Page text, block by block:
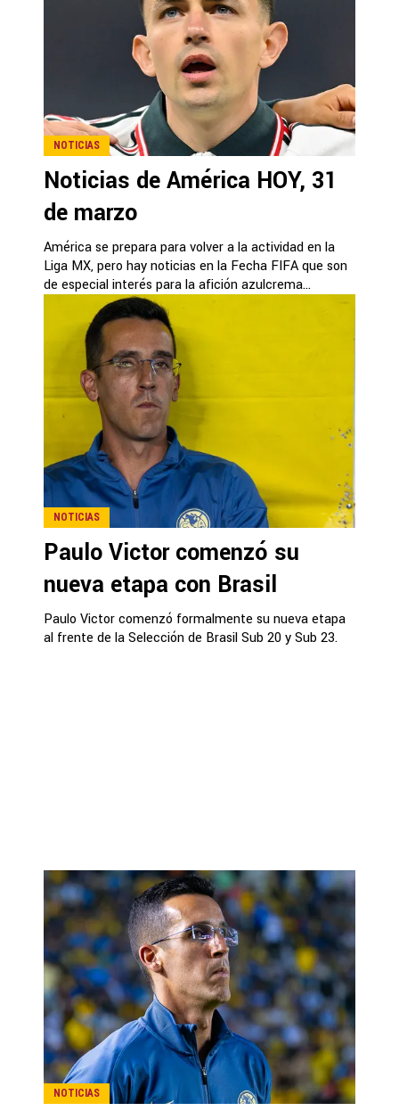
NOTICIAS
Noticias de América HOY, 31
de marzo
América se prepara para volver a la actividad en la
Liga MX, pero hay noticias en la Fecha FIFA que son
de especial interés para la afición azulcrema...
NOTICIAS
Paulo Victor comenzó su
nueva etapa con Brasil
Paulo Victor comenzó formalmente su nueva etapa
al frente de la Selección de Brasil Sub 20 y Sub 23.
NOTICIAS